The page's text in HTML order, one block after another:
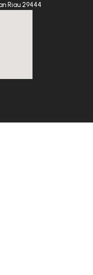
Riau 29444